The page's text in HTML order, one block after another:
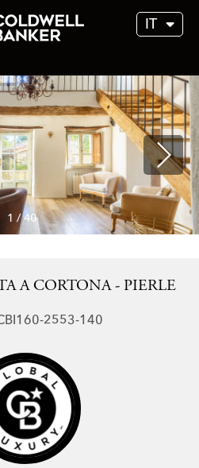
IT
1 /40
A CORTONA - PIERLE
2553-140